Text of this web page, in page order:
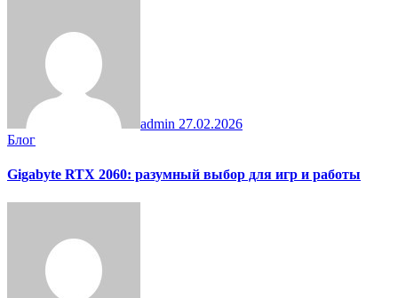
admin 27.02.2026
Блог
Gigabyte RTX 2060: разумный выбор для игр и работы